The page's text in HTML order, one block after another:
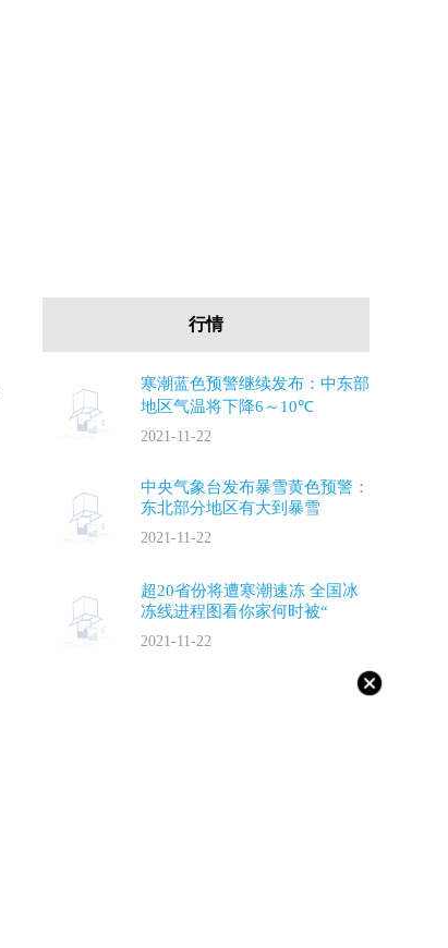
行情
寒潮蓝色预警继续发布：中东部
地区气温将下降6～10℃
2021-11-22
中央气象台发布暴雪黄色预警：
东北部分地区有大到暴雪
2021-11-22
超20省份将遭寒潮速冻 全国冰
冻线进程图看你家何时被“
2021-11-22